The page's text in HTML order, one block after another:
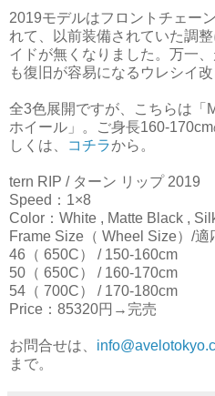
2019モデルはフロントチェー
れて、以前装備されていた調
イドが無くなりました。万一
も復旧が容易になるウレシイ改
全3色展開ですが、こちらは「
ホイール」。ご身長160-
しくは、
コチラから。
tern RIP / ターン リップ 2019
Speed：1×8
Color：White , Matte Black ,
Frame Size（ Wheel Size）/適
46（ 650C） / 150-160cm
50（ 650C） / 160-170cm
54（ 700C） / 170-180cm
Price：85320円→完売
お問合せは、
まで。